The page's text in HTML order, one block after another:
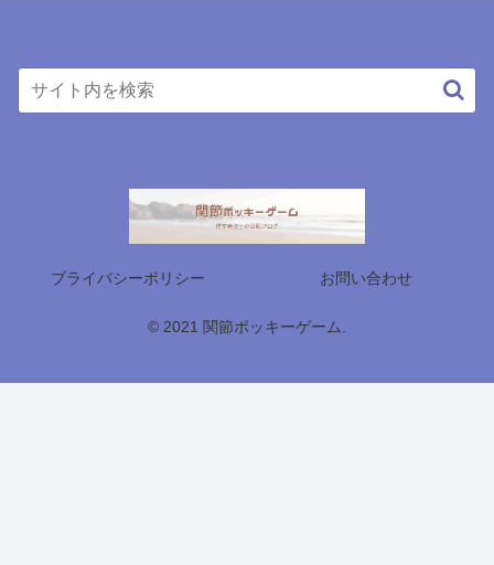
プライバシーポリシー お問い合わせ
© 2021 関節ポッキーゲーム.